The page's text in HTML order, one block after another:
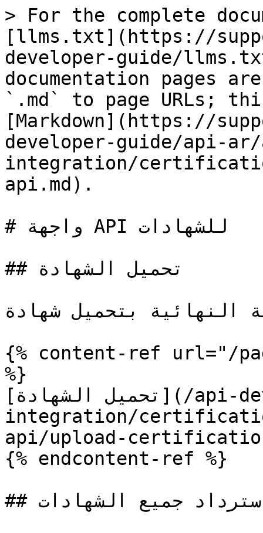
> For the complete
[llms.txt](https://
developer-guide/
documentation pages
`.md` to page URLs;
[Markdown](https://
developer-guide/api-
integration/
api.md).
# واجهة API للشهادات
## تحميل الشهادة
النهائية بتحميل شهادة.
{% content-ref url="/
%}
[تحميل الشهادة](/api-developer-guide/api-ar/api-
integration/
api/upload-
{% endcontent-ref %}
## استرداد جميع الشهادات